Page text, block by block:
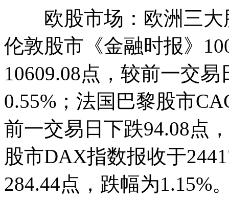
欧股市场：欧洲三大
伦敦股市《金融时报》
10609.08点，较前一交
0.55%；法国巴黎股市
前一交易日下跌94.08点
股市DAX指数报收于
284.44点，跌幅为1.15%